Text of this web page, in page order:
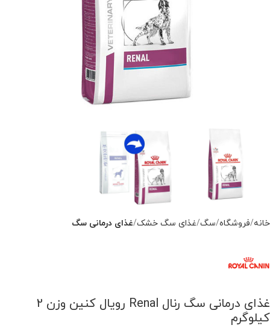
خانه فروشگاه سگ غذای سگ خشک غذای درمانی سگ
غذای درمانی سگ رنال Renal رویال کنین وزن 2
کیلوگرم